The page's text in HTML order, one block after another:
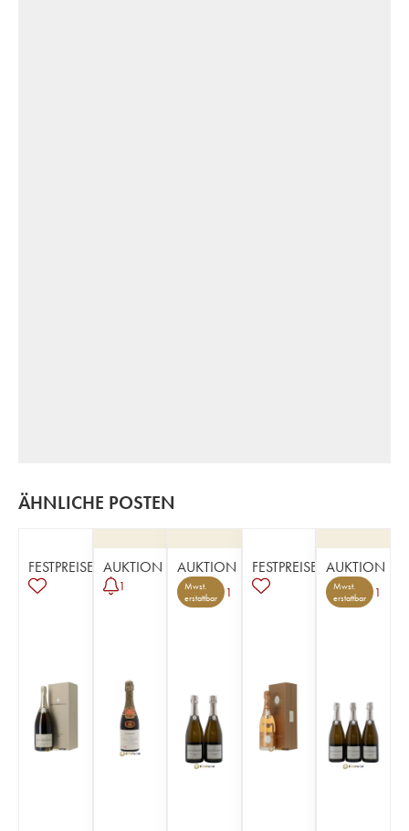
ÄHNLICHE POSTEN
FESTPREISE AUKTION
1
AUKTION
Mwst.
erstattbar
1
FESTPREISE AUKTION
Mwst.
erstattbar
1